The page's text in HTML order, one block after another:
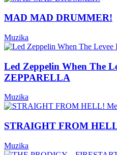
MAD MAD DRUMMER!
Muzika
Led Zeppelin When The
ZEPPARELLA
Muzika
STRAIGHT FROM
Muzika